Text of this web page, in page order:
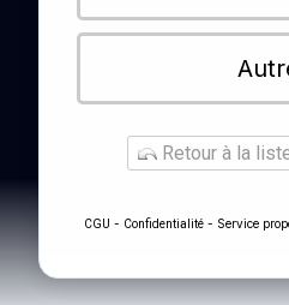
Retour à la
CGU - Confidentialité - Service